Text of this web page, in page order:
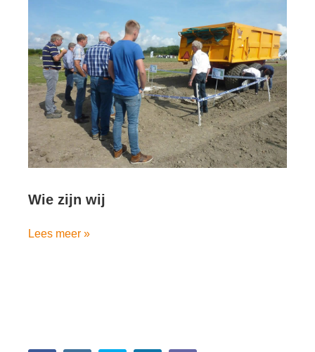
Wie zijn wij
Lees meer »